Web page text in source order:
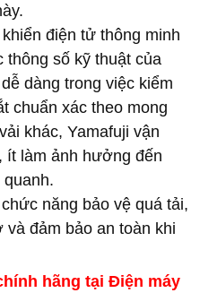
điện tử thông minh
thông số kỹ thuật của
dàng trong việc kiểm
chuẩn xác theo mong
khác, Yamafuji vận
ít làm ảnh hưởng đến
năng bảo vệ quá tải,
đảm bảo an toàn khi
hãng tại Điện máy